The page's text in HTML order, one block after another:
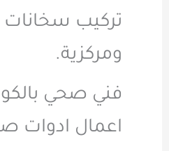
تركيب سخانات
ومركزية.
فني صحي
اعمال ادوات